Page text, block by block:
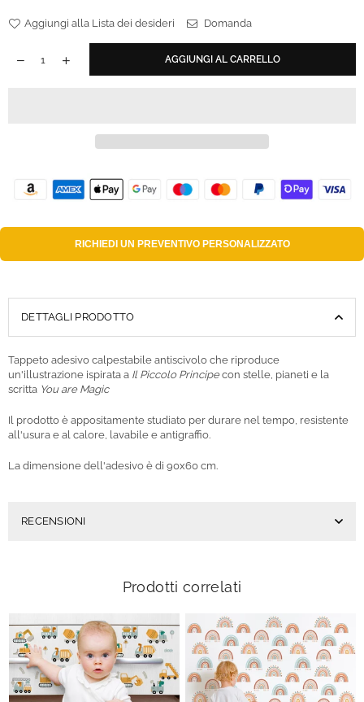
Aggiungi alla Lista dei desideri Domanda
AGGIUNGI AL CARRELLO
RICHIEDI UN PREVENTIVO PERSONALIZZATO
DETTAGLI PRODOTTO
Tappeto adesivo calpestabile antiscivolo che riproduce
un'illustrazione ispirata a Il Piccolo Principecon stelle, pianeti e la
scritta You are Magic
Il prodotto è appositamente studiato per durare nel tempo, resistente
all'usura e al calore, lavabile e antigraffio.
La dimensione dell'adesivo è di 90x60 cm.
RECENSIONI
Prodotti correlati